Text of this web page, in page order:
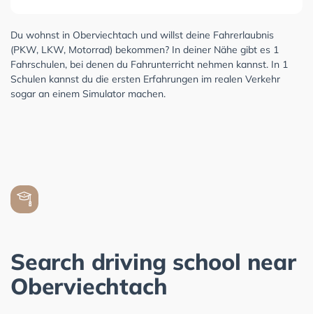
Du wohnst in Oberviechtach und willst deine Fahrerlaubnis
(PKW, LKW, Motorrad) bekommen? In deiner Nähe gibt es 1
Fahrschulen, bei denen du Fahrunterricht nehmen kannst. In 1
Schulen kannst du die ersten Erfahrungen im realen Verkehr
sogar an einem Simulator machen.
Search driving school near
Oberviechtach